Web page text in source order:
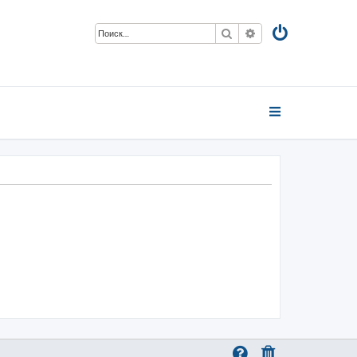
Поиск Расширенный